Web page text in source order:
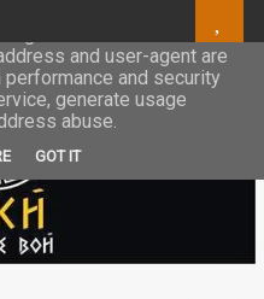
to deliver its services
and user-agent are
and security
generate usage
abuse.
GOT IT